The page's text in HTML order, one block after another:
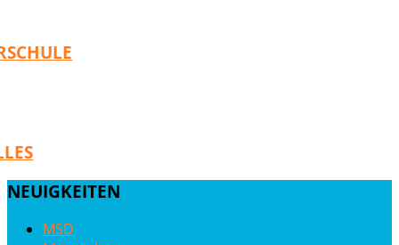
NEUIGKEITEN
MSD